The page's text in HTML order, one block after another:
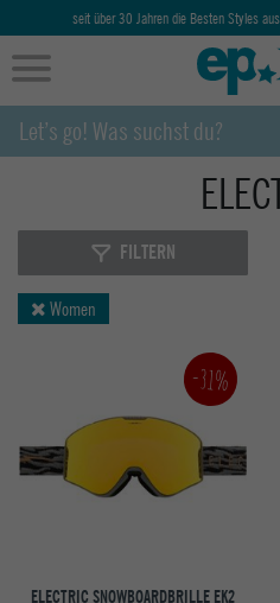
seit über 30 Jahren die Besten Styles
FILTERN
Women
-31%
ELECTRIC SNOWBOARDBRILLE EK2